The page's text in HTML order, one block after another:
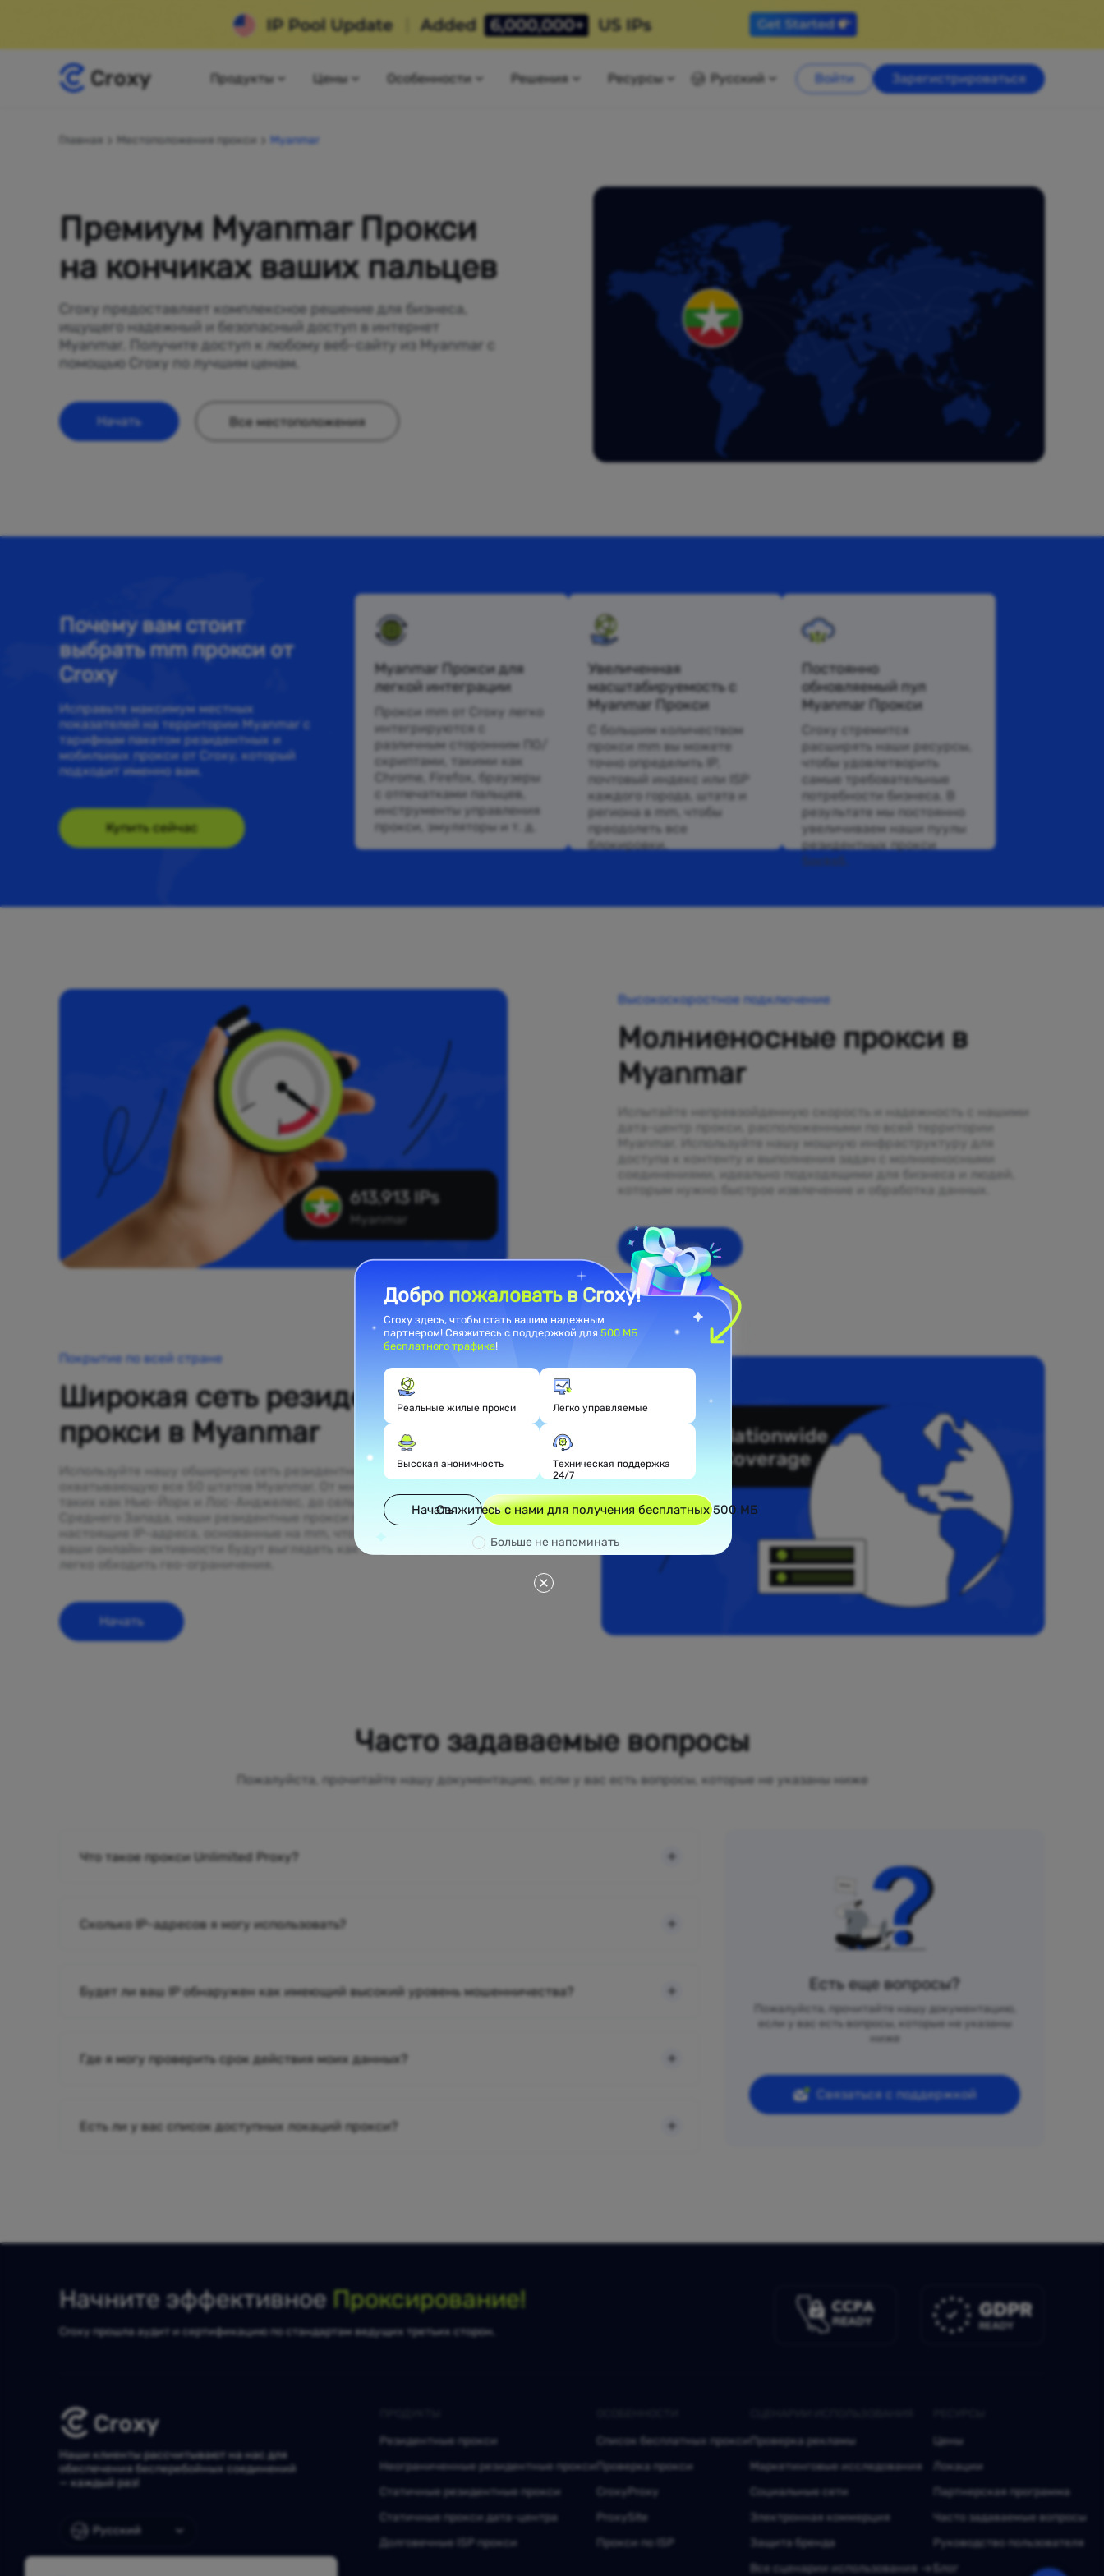
Продукты Цены Особенности Решения Ресурсы Русский Войти Зарегистрироваться
Главная Местоположения прокси Myanmar
Премиум Myanmar Прокси
на кончиках ваших пальцев
Croxy предоставляет комплексное решение для бизнеса,
ищущего надежный и безопасный доступ в интернет
Myanmar. Получите доступ к любому веб-сайту из Myanmar с
помощью Croxy по лучшим ценам.
Начать Все местоположения
Почему вам стоит
выбрать mm прокси от
Croxy
Исправьте максимум местных
показателей на территории Myanmar с
тарифным пакетом резидентных и
мобильных прокси от Croxy, который
подходит именно вам.
Купить сейчас
Myanmar Прокси для
легкой интеграции
Прокси mm от Croxy легко
интегрируются с
различным сторонним ПО/
скриптами, такими как
Chrome, Firefox, браузеры
с отпечатками пальцев,
инструменты управления
прокси, эмуляторы и т. д.
Увеличенная
масштабируемость с
Myanmar Прокси
С большим количеством
прокси mm вы можете
точно определить IP,
почтовый индекс или ISP
каждого города, штата и
региона в mm, чтобы
преодолеть все
блокировки.
Постоянно
обновляемый пул
Myanmar Прокси
Croxy стремится
расширять наши ресурсы,
чтобы удовлетворить
самые требовательные
потребности бизнеса. В
результате мы постоянно
увеличиваем наши пуулы
резидентных прокси
Socks5.
613,913 IPs
Myanmar
Высокоскоростное подключение
Молниеносные прокси в
Myanmar
Испытайте непревзойденную скорость и надежность с нашими
дата-центр прокси, расположенными по всей территории
Myanmar. Используйте нашу мощную инфраструктуру для
доступа к контенту и выполнения задач с молниеносными
соединениями, идеально подходящими для бизнеса и людей,
которым нужно быстрое извлечение и обработка данных.
Начать
Покрытие по всей стране
Широкая сеть резидентных
прокси в Myanmar
Используйте нашу обширную сеть резидентных прокси,
охватывающую все 50 штатов Myanmar. От многолюдных городов,
таких как Нью-Йорк и Лос-Анджелес, до сельских районов
Среднего Запада, наши резидентные прокси предлагают
настоящие IP-адреса, основанные на mm, что гарантирует, что
ваши онлайн-активности будут выглядеть как местные, помогая
легко обходить гео-ограничения.
Начать
Часто задаваемые вопросы
Пожалуйста, прочитайте нашу документацию, если у вас есть вопросы, которые не указаны ниже
Что такое прокси Unlimited Proxy?
Сколько IP-адресов я могу использовать?
Будет ли ваш IP обнаружен как имеющий высокий уровень мошенничества?
Где я могу проверить срок действия моих данных?
Есть ли у вас список доступных локаций прокси?
Есть еще вопросы?
Пожалуйста, прочитайте нашу документацию,
если у вас есть вопросы, которые не указаны
ниже
Связаться с поддержкой
Начните эффективное Проксирование!
Croxy прошла аудит и сертификацию по стандартам ведущих третьих сторон.
Наши клиенты рассчитывают на нас для
обеспечения бесперебойных соединений
— каждый раз!
Русский
Резидентные прокси
Неограниченные резидентные прокси
Статичные резидентные прокси
Статичные прокси дата-центра
Долговечные ISP прокси
Список бесплатных прокси
Проверка прокси
CroxyProxy
ProxySite
Прокси по ISP
Проверка рекламы
Маркетинговые исследования
Социальные сети
Электронная коммерция
Защита бренда
Все сценарии использования
Цены
Локации
Партнерская программа
Часто задаваемые вопросы
Руководство пользователя
Блог
Добро пожаловать в Croxy!
Croxy здесь, чтобы стать вашим надежным
партнером! Свяжитесь с поддержкой для 500 МБ
бесплатного трафика!
Реальные жилые прокси Легко управляемые
Высокая анонимность
Техническая поддержка
24/7
НачатьСвяжитесь с нами для получения бесплатных 500 МБ
Больше не напоминать